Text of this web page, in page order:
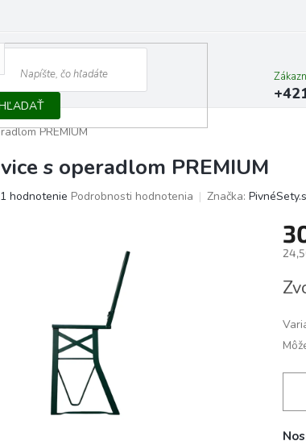
PREMIUM
s operadlom PREMIUM
Priemerné
1 hodnotenie Podrobnosti hodnotenia Značka: